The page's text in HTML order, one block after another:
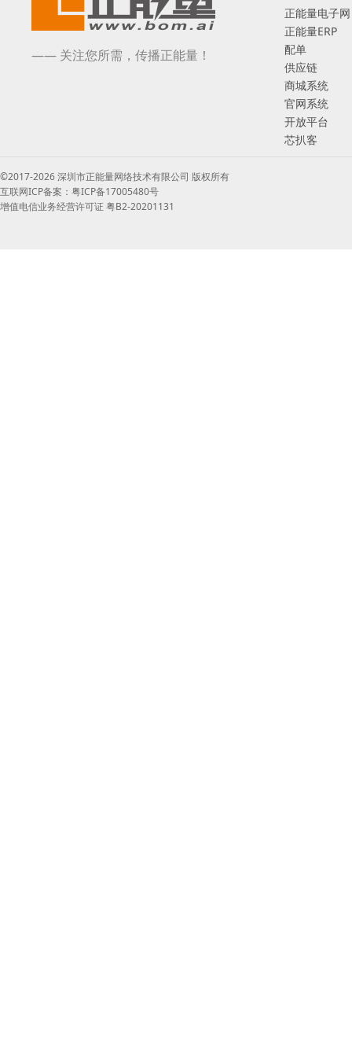
—— 关注您所需，传播正能量！
正能量电子网
正能量ERP
配单
供应链
商城系统
官网系统
开放平台
芯扒客
©2017-2026 深圳市正能量网络技术有限公司 版权所有
互联网ICP备案：粤ICP备17005480号
增值电信业务经营许可证 粤B2-20201131